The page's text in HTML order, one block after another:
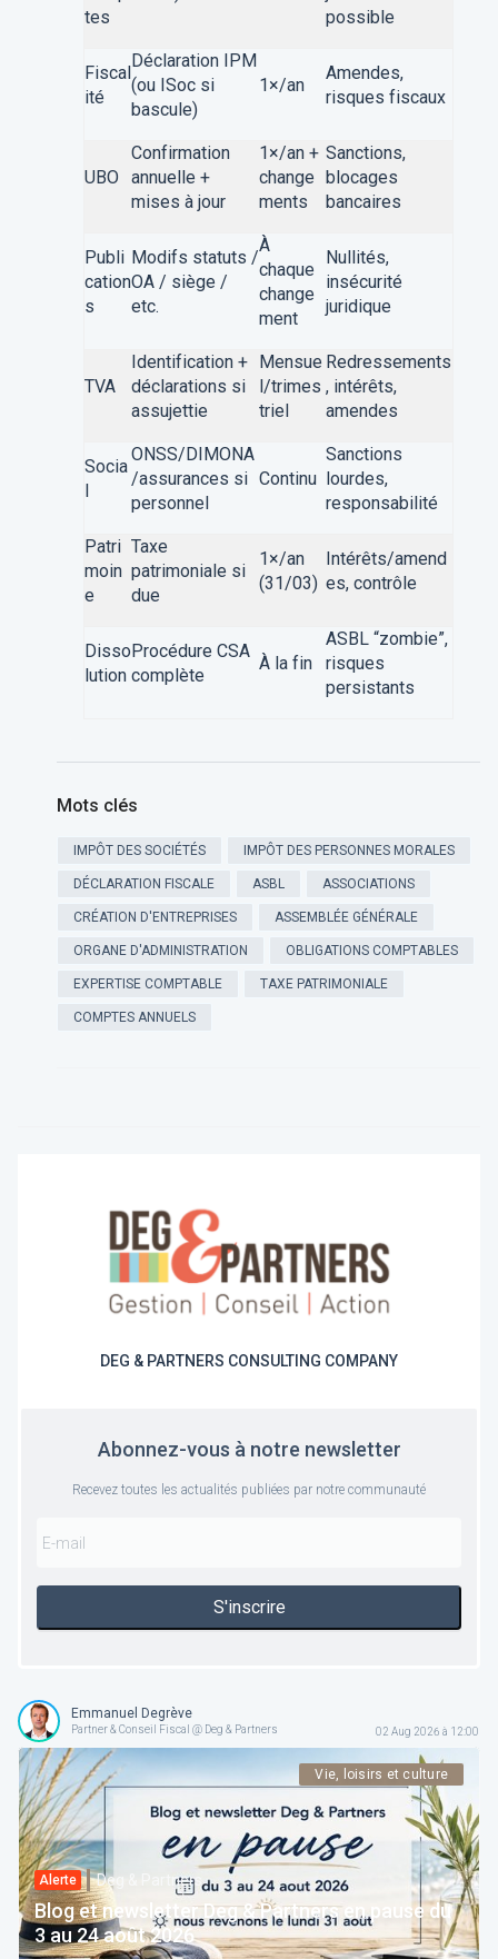
tes
possible
Fiscal
ité
Déclaration IPM
(ou ISoc si
bascule)
1×/an
Amendes,
risques fiscaux
UBO
Confirmation
annuelle +
mises à jour
1×/an +
change
ments
Sanctions,
blocages
bancaires
Publi
cation
s
Modifs statuts /
OA / siège /
etc.
À
chaque
change
ment
Nullités,
insécurité
juridique
TVA
Identification +
déclarations si
assujettie
Mensue
l/trimes
triel
Redressements
, intérêts,
amendes
Socia
l
ONSS/DIMONA
/assurances si
personnel
Continu
Sanctions
lourdes,
responsabilité
Patri
moin
e
Taxe
patrimoniale si
due
1×/an
(31/03)
Intérêts/amend
es, contrôle
Disso
lution
Procédure CSA
complète
À la fin
ASBL “zombie”,
risques
persistants
Mots clés
IMPÔT DES SOCIÉTÉS IMPÔT DES PERSONNES MORALES
DÉCLARATION FISCALE ASBL ASSOCIATIONS
CRÉATION D'ENTREPRISES ASSEMBLÉE GÉNÉRALE
ORGANE D'ADMINISTRATION OBLIGATIONS COMPTABLES
EXPERTISE COMPTABLE TAXE PATRIMONIALE
COMPTES ANNUELS
DEG & PARTNERS CONSULTING COMPANY
Abonnez-vous à notre newsletter
Recevez toutes les actualités publiées par notre communauté
S'inscrire
Emmanuel Degrève
Partner & Conseil Fiscal @ Deg & Partners 02 Aug 2026 à 12:00
Vie, loisirs et culture
Alerte Deg & Partners
Blog et newsletter Deg & Partners en pause du
3 au 24 août 2026